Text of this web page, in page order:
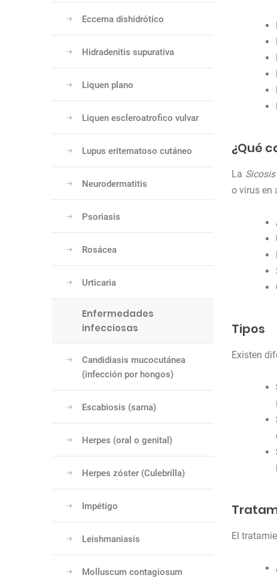
Eccema dishidrótico
Hidradenitis supurativa
Liquen plano
Liquen escleroatrofico vulvar
Lupus eritematoso cutáneo
Neurodermatitis
Psoriasis
Rosácea
Urticaria
Enfermedades
infecciosas
Candidiasis mucocutánea
(infección por hongos)
Escabiosis (sarna)
Herpes (oral o genital)
Herpes zóster (Culebrilla)
Impétigo
Leishmaniasis
Molluscum contagiosum
¿Qué
La
o virus en
Tipos
Existen
El